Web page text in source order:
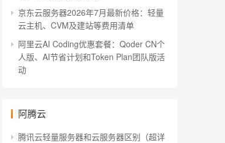
京东云服务器2026年7月最新价格：轻量
云主机、CVM及建站等费用清单
阿里云AI Coding优惠套餐：Qoder CN个
人版、AI节省计划和Token Plan团队版活
动
阿腾云
腾讯云轻量服务器和云服务器区别（超详